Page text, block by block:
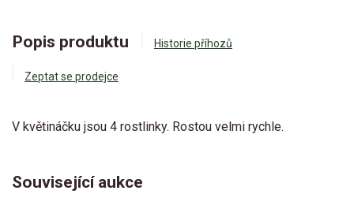
Popis produktu Historie příhozů
Zeptat se prodejce
V květináčku jsou 4 rostlinky. Rostou velmi rychle.
Související aukce